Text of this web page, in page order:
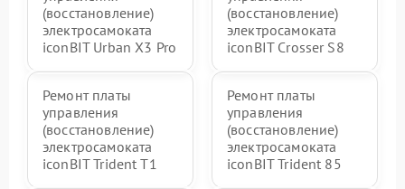
(восстановление)
электросамоката
iconBIT Urban X3 Pro
(восстановление)
электросамоката
iconBIT Crosser S8
Ремонт платы
управления
(восстановление)
электросамоката
iconBIT Trident T1
Ремонт платы
управления
(восстановление)
электросамоката
iconBIT Trident 85